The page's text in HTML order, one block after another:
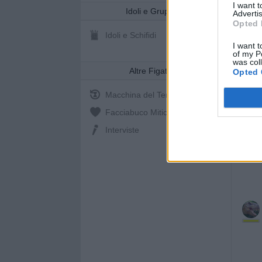
I want
Opted
I want
of my
was
Opted
Idoli e Gruppi
Idoli e Schifidi
Altre Figate
Macchina del Tempo
Facciabuco Mitic
Interviste